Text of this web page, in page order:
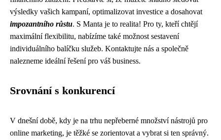
výsledky vašich kampaní, optimalizovat investice a dosahovat
impozantního růstu. S Manta je to realita! Pro ty, kteří chtějí
maximální flexibilitu, nabízíme také možnost sestavení
individuálního balíčku služeb. Kontaktujte nás a společně
nalezneme ideální řešení pro váš business.
Srovnání s konkurencí
V dnešní době, kdy je na trhu nepřeberné množství nástrojů pro
online marketing, je těžké se zorientovat a vybrat si ten správný.